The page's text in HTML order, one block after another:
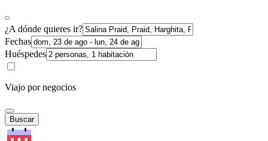
¿A dónde quieres ir?
Fechas
Huéspedes
Viajo por negocios
Buscar